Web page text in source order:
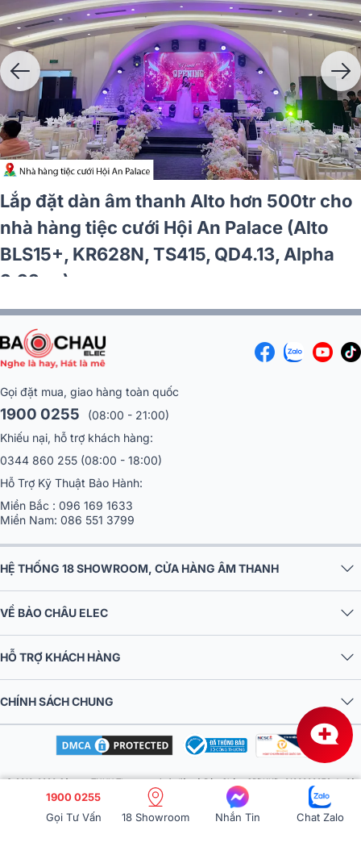
Lắp đặt dàn karaoke JBL hơn 57tr
anh Hữu tại Bắc Ninh (JBL MTS10,
T5, JBL KX190, Alto TX12S, JBL
Gọi đặt mua, giao hàng toàn quốc
1900 0255 (08:00 - 21:00)
Khiếu nại, hỗ trợ khách hàng:
0344 860 255(08:00 - 18:00)
Hỗ Trợ Kỹ Thuật Bảo Hành:
Miền Bắc :096 169 1633
Miền Nam:
086 551 3799
HỆ THỐNG 18 SHOWROOM, CỬA HÀNG ÂM THANH
© 2016-2026 Công ty TNHH Thương mại và điện tử Bảo Châu. GPDKKD: 0106303879 do Sở
Thạch, Phường Từ Liêm, Thành phố Hà Nội, Việt Nam. Điện thoại: 024 730 10 255. Email:
baochauelec@gmail.com. Chịu trách nhiệm nội dung: Nhật Lệ.
1900 0255
Gọi Tư Vấn
18 Showroom Nhắn Tin Chat Zalo